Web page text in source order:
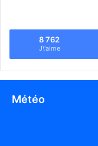
8 762
J\'aime
Météo